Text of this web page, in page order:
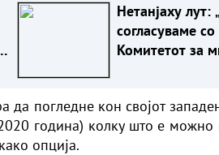
Нетанјаху лут:
согласуваме
Комитетот за
погледне кон својот
година) колку што е можно
опција.